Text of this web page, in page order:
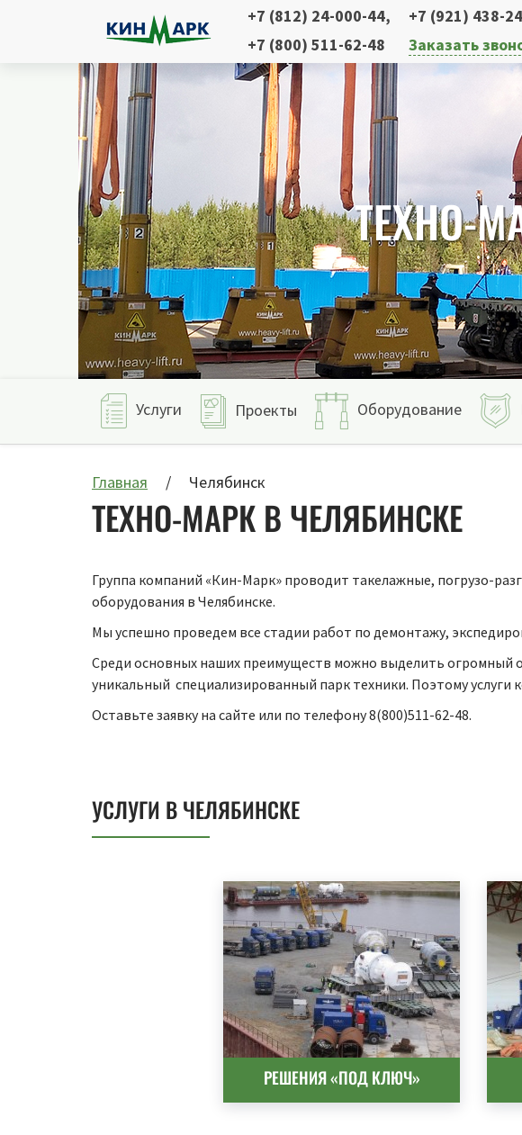
+7 (812) 24-000-44, +7 (921) 438-
+7 (800) 511-62-48
Заказать
ТЕХНО-
Услуги Проекты Оборудование
Главная Челябинск
ТЕХНО-МАРК В ЧЕЛЯБИНСКЕ
Группа компаний «Кин-Марк» проводит такелажные, погрузо-
оборудования в Челябинске.
Мы успешно проведем все стадии работ по демонтажу,
Среди основных наших преимуществ можно выделить огромный
уникальный специализированный парк техники. Поэтому
Оставьте заявку на сайте или по телефону 8(800)511-62-48.
УСЛУГИ В ЧЕЛЯБИНСКЕ
РЕШЕНИЯ «ПОД КЛЮЧ»